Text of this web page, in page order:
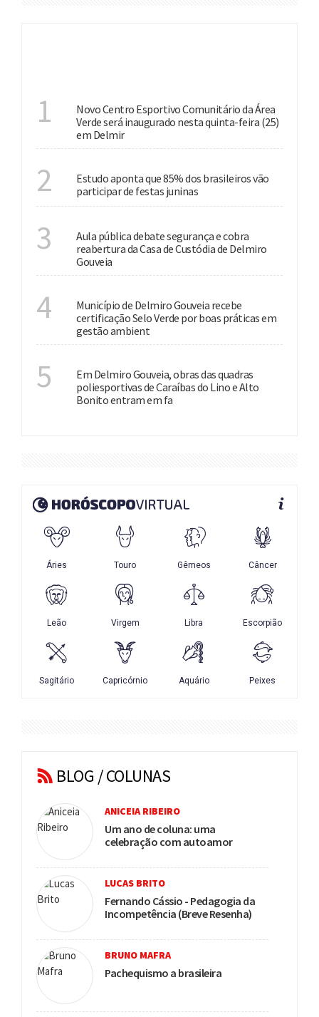
1
Novo Centro Esportivo Comunitário da Área
Verde será inaugurado nesta quinta-feira (25)
em Delmir
2
Estudo aponta que 85% dos brasileiros vão
participar de festas juninas
3
Aula pública debate segurança e cobra
reabertura da Casa de Custódia de Delmiro
Gouveia
4
Município de Delmiro Gouveia recebe
certificação Selo Verde por boas práticas em
gestão ambient
5
Em Delmiro Gouveia, obras das quadras
poliesportivas de Caraíbas do Lino e Alto
Bonito entram em fa
BLOG / COLUNAS
ANICEIA RIBEIRO
Um ano de coluna: uma
celebração com autoamor
LUCAS BRITO
Fernando Cássio - Pedagogia da
Incompetência (Breve Resenha)
BRUNO MAFRA
Pachequismo a brasileira